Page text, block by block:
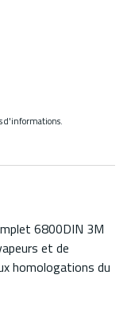
d'informations.
6800DIN 3M
et de
homologations du